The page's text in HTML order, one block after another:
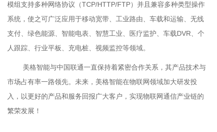
模组支持多种网络协议（TCP/HTTP/FTP）并且兼容多种类型操作
系统，使之可广泛应用于移动宽带、工业路由、车载和运输、无线
支付、绿色能源、智能电表、智慧工业、医疗监护、车载DVR、个
人跟踪、行业平板、充电桩、视频监控等领域。
美格智能与中国联通一直保持着紧密合作关系，其产品技术与
市场占有率一路领先。未来，美格智能在物联网领域加大研发投
入，以更好的产品和服务回报广大客户，实现物联网通信产业链的
繁荣发展！